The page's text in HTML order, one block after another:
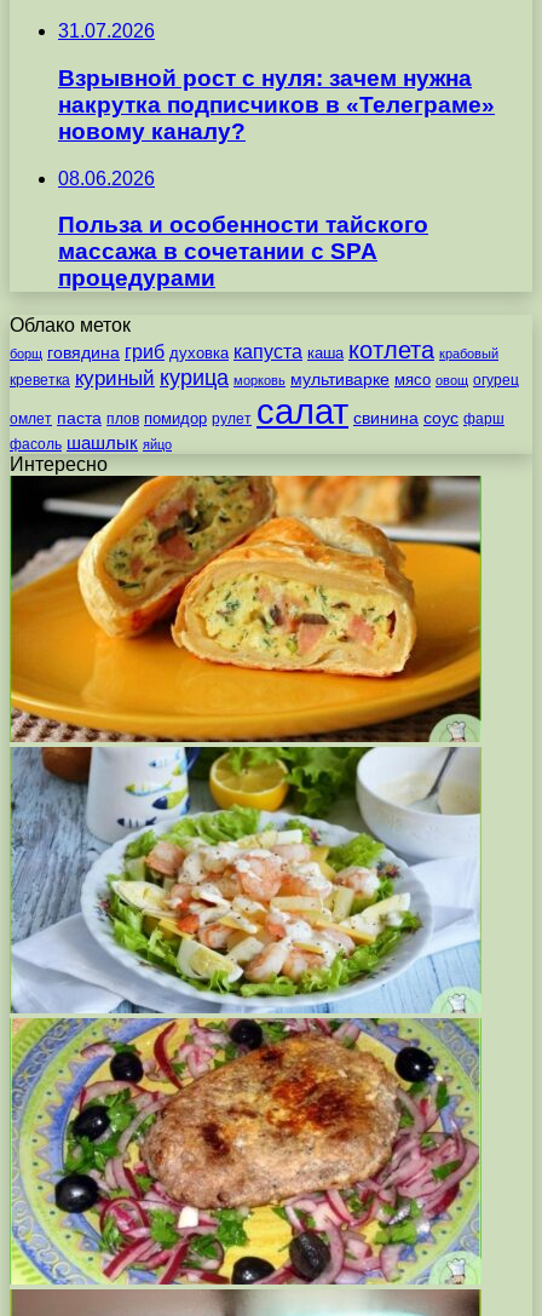
31.07.2026
Взрывной рост с нуля: зачем нужна
накрутка подписчиков в «Телеграме»
новому каналу?
08.06.2026
Польза и особенности тайского
массажа в сочетании с SPA
процедурами
Облако меток
борщ говядина гриб духовка капуста каша котлета крабовый
креветка куриный курица морковь мультиварке мясо овощ огурец
омлет паста плов помидор рулет салат свинина соус фарш
фасоль шашлык яйцо
Интересно